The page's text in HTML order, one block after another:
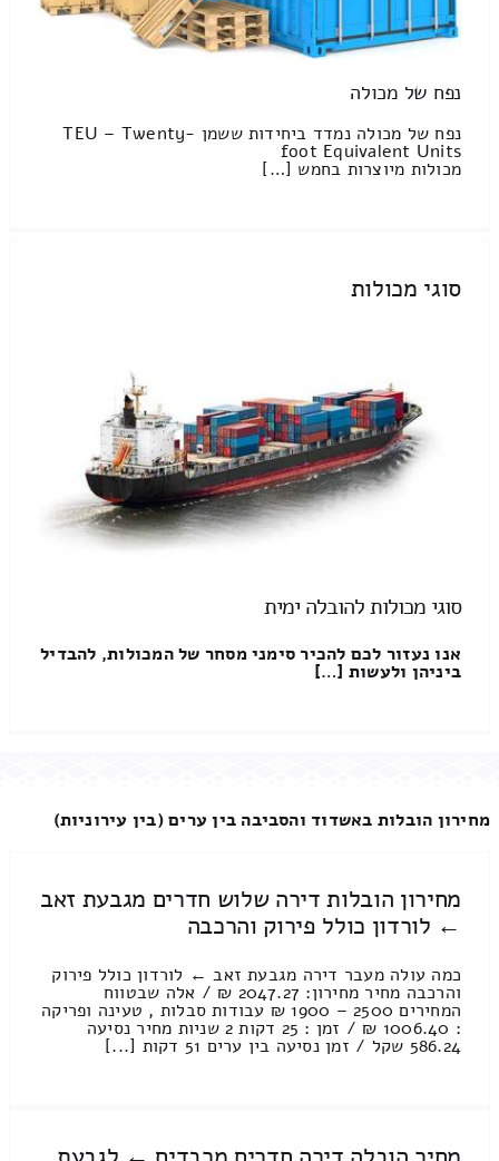
נפח של מכולה
נפח של מכולה נמדד ביחידות ששמן TEU – Twenty-
foot Equivalent Units
מכולות מיוצרות בחמש […]
סוגי מכולות
סוגי מכולות להובלה ימית
אנו נעזור לכם להכיר סימני מסחר של המכולות, להבדיל
ביניהן ולעשות […]
מחירון הובלות באשדוד והסביבה בין ערים (בין עירוניות)
מחירון הובלות דירה שלוש חדרים מגבעת זאב
← לורדון כולל פירוק והרכבה
כמה עולה מעבר דירה מגבעת זאב ← לורדון כולל פירוק
והרכבה מחיר מחירון: 2047.27 ₪ / אלה שבטווח
המחירים 2500 – 1900 ₪ עבודות סבלות , טעינה ופריקה
: 1006.40 ₪ / זמן : 25 דקות 2 שניות מחיר נסיעה
586.24 שקל / זמן נסיעה בין ערים 51 דקות [...]